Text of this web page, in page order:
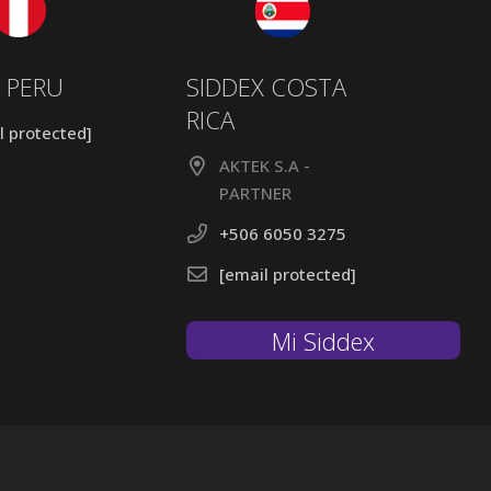
protected]
SIDDEX COSTA
RICA
AKTEK S.A -
PARTNER
+506 6050 3275
[email protected]
Mi Siddex
Mi Siddex